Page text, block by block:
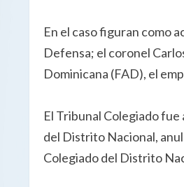
En el caso figuran como
Defensa; el coronel
Dominicana (FAD), el
El Tribunal Colegiado fue
del Distrito Nacional,
Colegiado del Distrito